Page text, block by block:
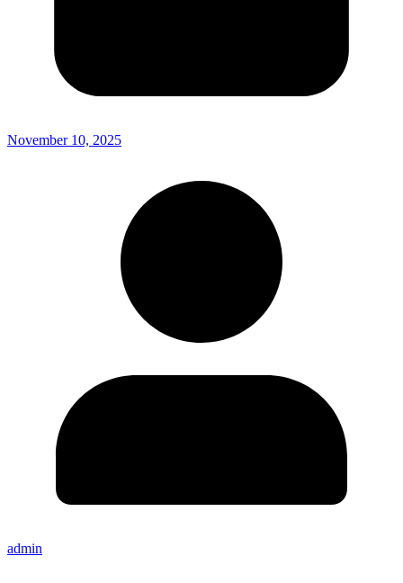
November 10, 2025
admin